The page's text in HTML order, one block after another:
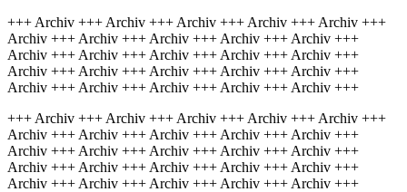
+++ Archiv +++ Archiv +++ Archiv +++ Archiv +++ Archiv +++
Archiv +++ Archiv +++ Archiv +++ Archiv +++ Archiv +++
Archiv +++ Archiv +++ Archiv +++ Archiv +++ Archiv +++
Archiv +++ Archiv +++ Archiv +++ Archiv +++ Archiv +++
Archiv +++ Archiv +++ Archiv +++ Archiv +++ Archiv +++
+++ Archiv +++ Archiv +++ Archiv +++ Archiv +++ Archiv +++
Archiv +++ Archiv +++ Archiv +++ Archiv +++ Archiv +++
Archiv +++ Archiv +++ Archiv +++ Archiv +++ Archiv +++
Archiv +++ Archiv +++ Archiv +++ Archiv +++ Archiv +++
Archiv +++ Archiv +++ Archiv +++ Archiv +++ Archiv +++